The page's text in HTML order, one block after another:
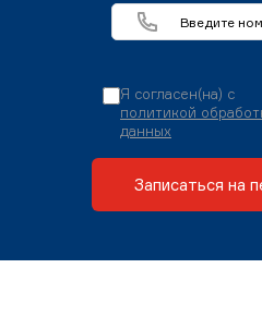
Я согласен(на) с
политикой
данных
Записаться на